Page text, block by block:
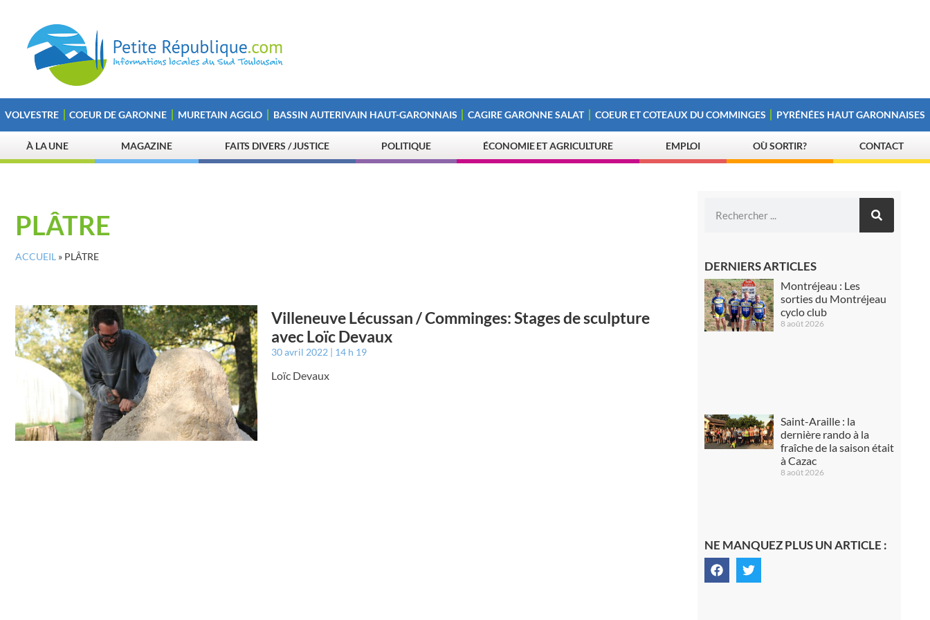
VOLVESTRE COEUR DE GARONNE MURETAIN AGGLO BASSIN AUTERIVAIN HAUT-GARONNAIS CAGIRE GARONNE SALAT COEUR ET COTEAUX DU COMMINGES PYRÉNÉES HAUT GARONNAISES
À LA UNE MAGAZINE FAITS DIVERS / JUSTICE POLITIQUE ÉCONOMIE ET AGRICULTURE EMPLOI OÙ SORTIR? CONTACT
PLÂTRE
ACCUEIL » PLÂTRE
Villeneuve Lécussan / Comminges: Stages de sculpture
avec Loïc Devaux
30 avril 2022 14 h 19
Loïc Devaux
DERNIERS ARTICLES
Montréjeau : Les
sorties du Montréjeau
cyclo club
8 août 2026
Saint-Araille : la
dernière rando à la
fraîche de la saison était
à Cazac
8 août 2026
NE MANQUEZ PLUS UN ARTICLE :